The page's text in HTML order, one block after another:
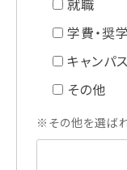
就職
学費・奨
キャンパ
その他
※その他を選ば